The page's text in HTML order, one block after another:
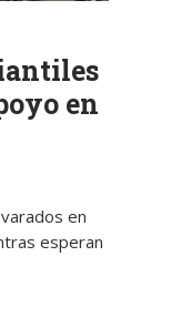
en
en
esperan